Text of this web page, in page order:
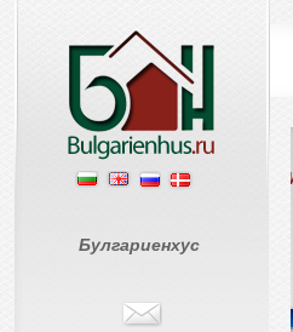
Булгариенхус
L-101 / Холидей